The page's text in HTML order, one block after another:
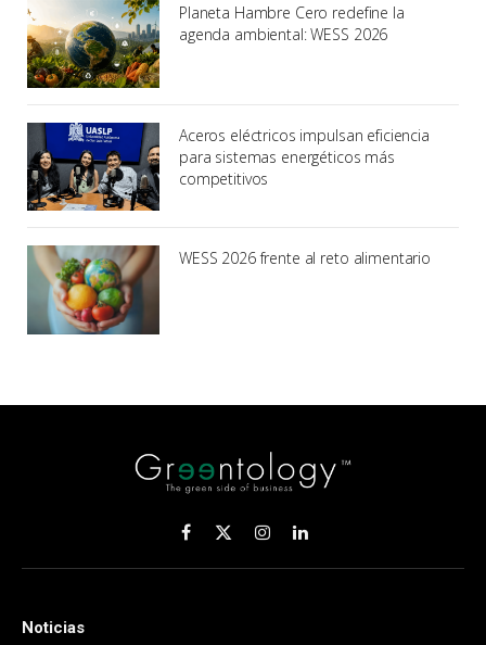
Planeta Hambre Cero redefine la
agenda ambiental: WESS 2026
Aceros eléctricos impulsan eficiencia
para sistemas energéticos más
competitivos
WESS 2026 frente al reto alimentario
Facebook
X
(Twitter)
InstagramLinkedIn
Noticias